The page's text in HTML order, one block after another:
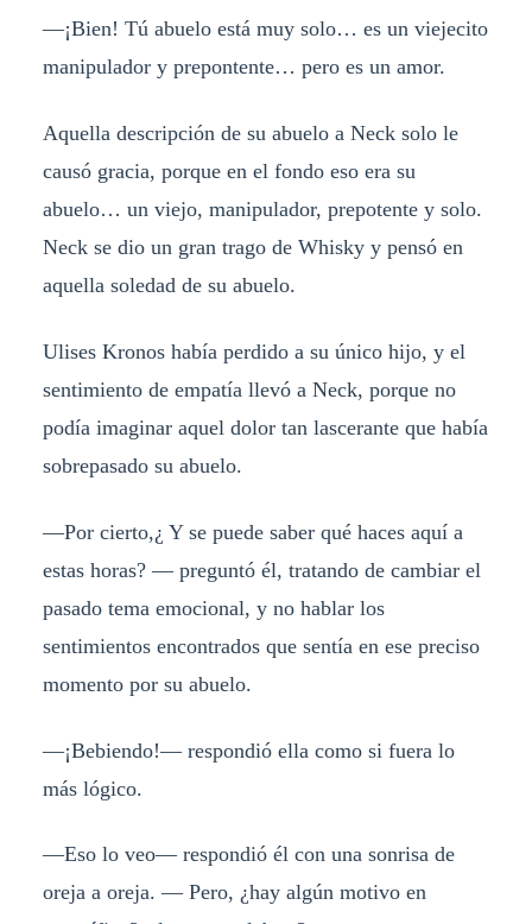
—¡Bien! Tú abuelo está muy solo… es un viejecito
manipulador y prepontente… pero es un amor.
Aquella descripción de su abuelo a Neck solo le
causó gracia, porque en el fondo eso era su
abuelo… un viejo, manipulador, prepotente y solo.
Neck se dio un gran trago de Whisky y pensó en
aquella soledad de su abuelo.
Ulises Kronos había perdido a su único hijo, y el
sentimiento de empatía llevó a Neck, porque no
podía imaginar aquel dolor tan lascerante que había
sobrepasado su abuelo.
—Por cierto,¿ Y se puede saber qué haces aquí a
estas horas? — preguntó él, tratando de cambiar el
pasado tema emocional, y no hablar los
sentimientos encontrados que sentía en ese preciso
momento por su abuelo.
—¡Bebiendo!— respondió ella como si fuera lo
más lógico.
—Eso lo veo— respondió él con una sonrisa de
oreja a oreja. — Pero, ¿hay algún motivo en